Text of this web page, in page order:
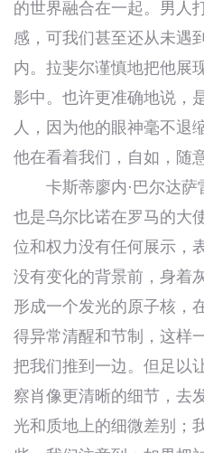
的世界融合在一起。男人
感，可我们甚至还从未遇
内。拉斐尔谨慎地把他展
影中。也许更准确地说，
人，因为他的眼神毫不退
他在看着我们，自如，随
卡斯蒂廖内·巴尔达萨
也是乌尔比诺在罗马的大
位和权力没有任何展示，
没有变化的背景前，身着
形成一个发光的原子核，
得异常清醒和节制，这样
把我们推到一边。但足以
察肖像更清晰的细节，去
光和质地上的细微差别；